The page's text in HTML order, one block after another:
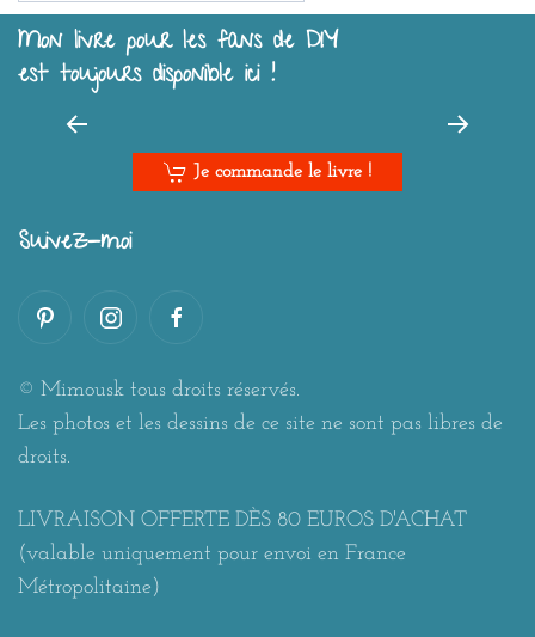
Mon livre pour les fans de DIY
est toujours disponible ici !
Je commande le livre !
Suivez-moi
© Mimousk tous droits réservés.
Les photos et les dessins de ce site ne sont pas libres de
droits.
LIVRAISON OFFERTE DÈS 80 EUROS D'ACHAT
(valable uniquement pour envoi en France
Métropolitaine)